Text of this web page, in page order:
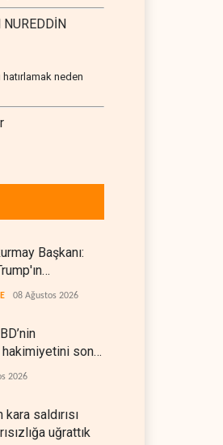
hatırlamak neden
Başkanı:
08 Ağustos 2026
hakimiyetini sona
2026
kara saldırısı
uğrattık